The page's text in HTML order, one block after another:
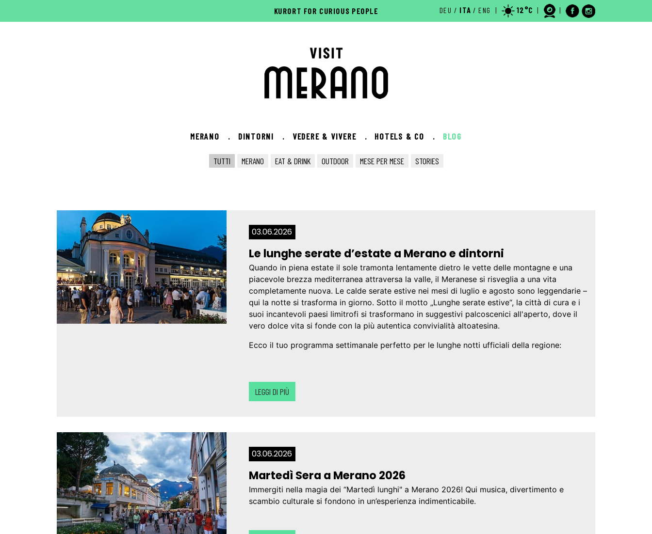
KURORT FOR CURIOUS PEOPLE DEU / ITA / ENG | 12°C | |
MERANO . DINTORNI . VEDERE & VIVERE . HOTELS & CO . BLOG
TUTTI MERANO EAT & DRINK OUTDOOR MESE PER MESE STORIES
03.06.2026
Le lunghe serate d’estate a Merano e dintorni
Quando in piena estate il sole tramonta lentamente dietro le vette delle montagne e una
piacevole brezza mediterranea attraversa la valle, il Meranese si risveglia a una vita
completamente nuova. Le calde serate estive nei mesi di luglio e agosto sono leggendarie –
qui la notte si trasforma in giorno. Sotto il motto „Lunghe serate estive“, la città di cura e i
suoi incantevoli paesi limitrofi si trasformano in suggestivi palcoscenici all'aperto, dove il
vero dolce vita si fonde con la più autentica convivialità altoatesina.
Ecco il tuo programma settimanale perfetto per le lunghe notti ufficiali della regione:
LEGGI DI PIÙ
03.06.2026
Martedì Sera a Merano 2026
Immergiti nella magia dei “Martedì lunghi" a Merano 2026! Qui musica, divertimento e
scambio culturale si fondono in un’esperienza indimenticabile.